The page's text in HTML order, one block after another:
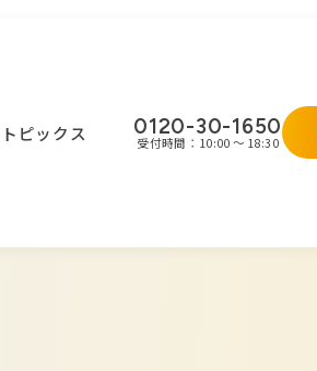
トピックス 0120-30-1650
受付時間：10:00 ～ 18:30